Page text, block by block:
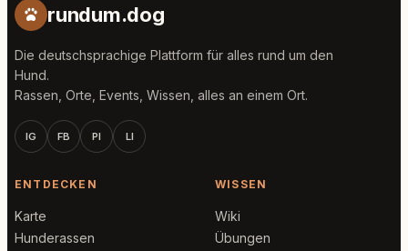
rundum.dog
Die deutschsprachige Plattform für alles rund um den
Hund.
Rassen, Orte, Events, Wissen, alles an einem Ort.
IG FB PI LI
ENTDECKEN
Karte
Hunderassen
WISSEN
Wiki
Übungen